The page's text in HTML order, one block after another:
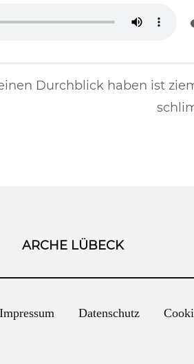
Durchblick haben ist
ARCHE LÜBECK
Impressum Datenschutz